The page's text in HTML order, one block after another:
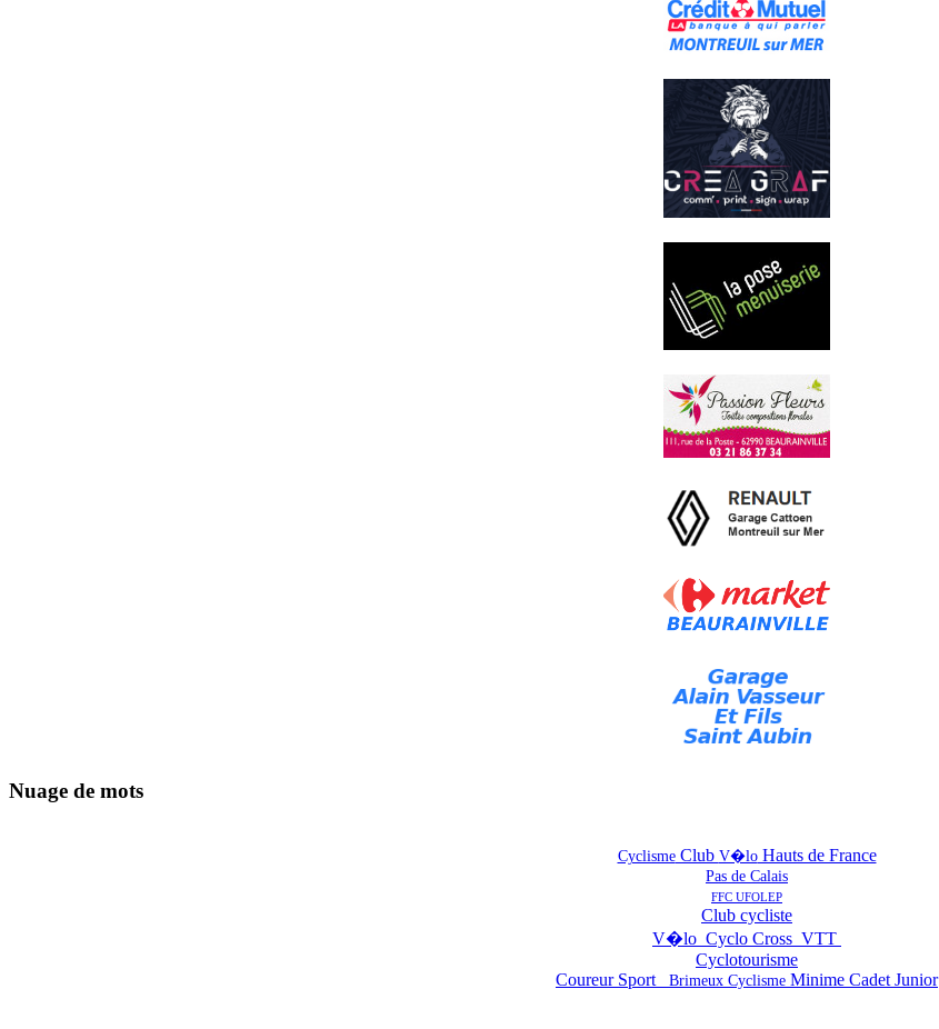
Nuage de mots
CyclismeClub V�loHauts de France
Pas de Calais
FFC UFOLEP
Club cycliste
V�lo Cyclo Cross VTT
Cyclotourisme
Coureur Sport Brimeux Cyclisme Minime Cadet Junior